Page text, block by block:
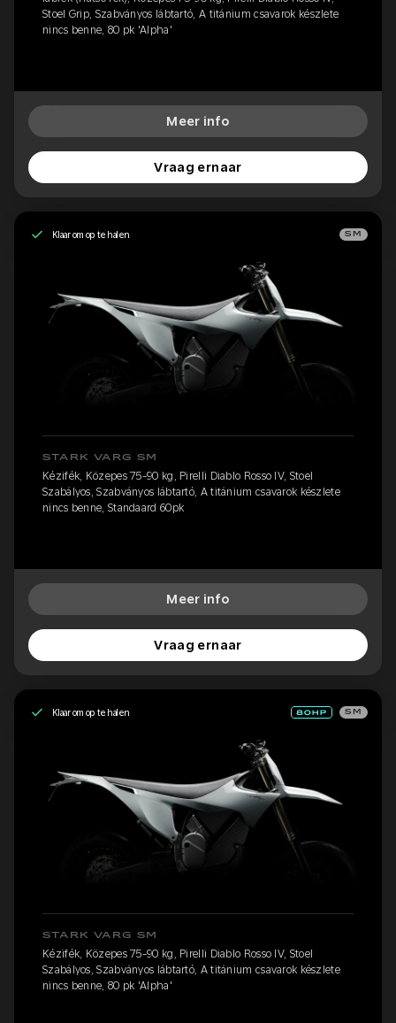
Stoel Grip, Szabványos lábtartó, A titánium csavarok készlete
nincs benne, 80 pk 'Alpha'
Meer info
Vraag ernaar
Klaar om op te halen SM
STARK VARG SM
Kézifék, Közepes 75-90 kg, Pirelli Diablo Rosso IV, Stoel
Szabályos, Szabványos lábtartó, A titánium csavarok készlete
nincs benne, Standaard 60pk
Meer info
Vraag ernaar
Klaar om op te halen SM
STARK VARG SM
Kézifék, Közepes 75-90 kg, Pirelli Diablo Rosso IV, Stoel
Szabályos, Szabványos lábtartó, A titánium csavarok készlete
nincs benne, 80 pk 'Alpha'